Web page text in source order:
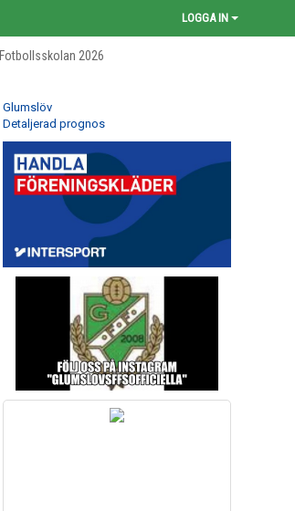
LOGGA IN
Fotbollsskolan 2026
Glumslöv
Detaljerad prognos